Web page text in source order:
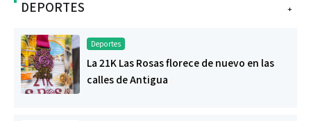
+
DEPORTES
Deportes
La 21K Las Rosas florece de nuevo en las
calles de Antigua